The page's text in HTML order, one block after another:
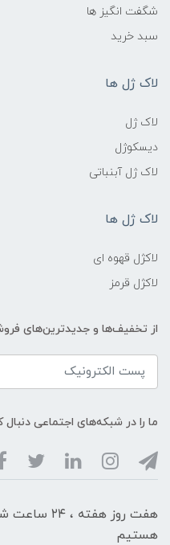
شگفت انگیز ها
سبد خرید
لاک ژل ها
لاک ژل
دیسکوژل
لاک ژل آبنباتی
لاک ژل ها
لاکژل قهوه ای
لاکژل قرمز
از تخفیف‌ها و جدیدترین‌های
ما را در شبکه‌های اجتماعی دنبال
هفت روز
هستیم